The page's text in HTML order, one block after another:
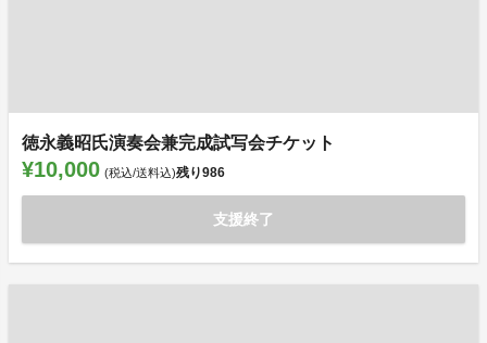
徳永義昭氏演奏会兼完成試写会チケット
¥10,000 (税込/送料込)残り986
支援終了